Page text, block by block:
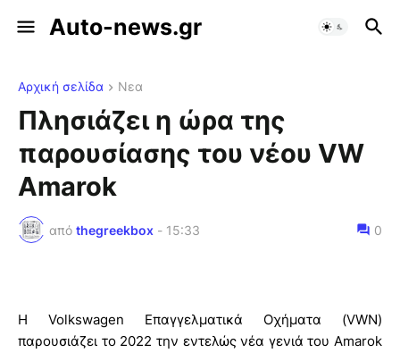
Auto-news.gr
Αρχική σελίδα Νεα
Πλησιάζει η ώρα της
παρουσίασης του νέου VW
Amarok
από thegreekbox - 15:33 0
Η Volkswagen Επαγγελματικά Οχήματα (VWN)
παρουσιάζει το 2022 την εντελώς νέα γενιά του Amarok